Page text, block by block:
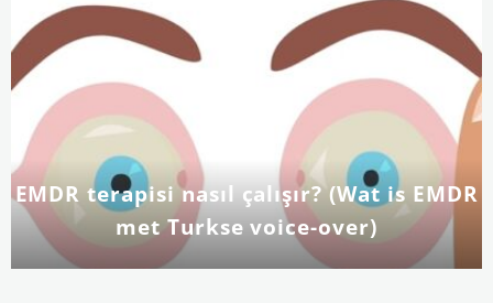
EMDR terapisi nasıl çalışır? (Wat is EMDR
met Turkse voice-over)